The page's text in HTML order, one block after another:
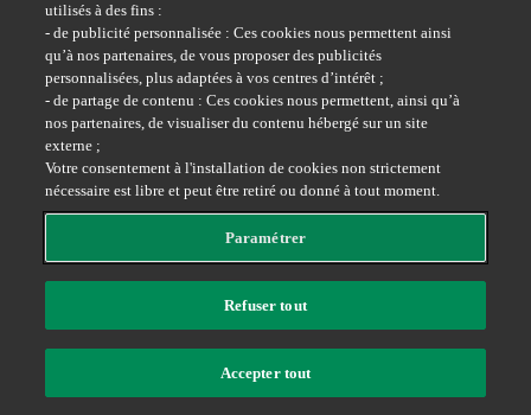
L'assureur d'un monde qui change
@ BNP Paribas Cardif 2026
utilisés à des fins :
- de publicité personnalisée : Ces cookies nous permettent ainsi
qu’à nos partenaires, de vous proposer des publicités
personnalisées, plus adaptées à vos centres d’intérêt ;
- de partage de contenu : Ces cookies nous permettent, ainsi qu’à
nos partenaires, de visualiser du contenu hébergé sur un site
externe ;
Votre consentement à l'installation de cookies non strictement
nécessaire est libre et peut être retiré ou donné à tout moment.
Paramétrer
Refuser tout
Accepter tout